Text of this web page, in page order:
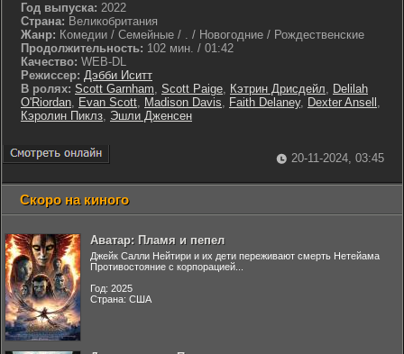
Год выпуска: 2022
Страна: Великобритания
Жанр: Комедии / Семейные / . / Новогодние / Рождественские
Продолжительность: 102 мин. / 01:42
Качество: WEB-DL
Режиссер: Дэбби Иситт
В ролях: Scott Garnham, Scott Paige, Кэтрин Дрисдейл, Delilah
O'Riordan, Evan Scott, Madison Davis, Faith Delaney, Dexter Ansell ,
Кэролин Пиклз, Эшли Дженсен
20-11-2024, 03:45
Скоро на киного
Аватар: Пламя и пепел
Джейк Салли Нейтири и их дети переживают смерть Нетейама
Противостояние с корпорацией...
Год: 2025
Страна: США